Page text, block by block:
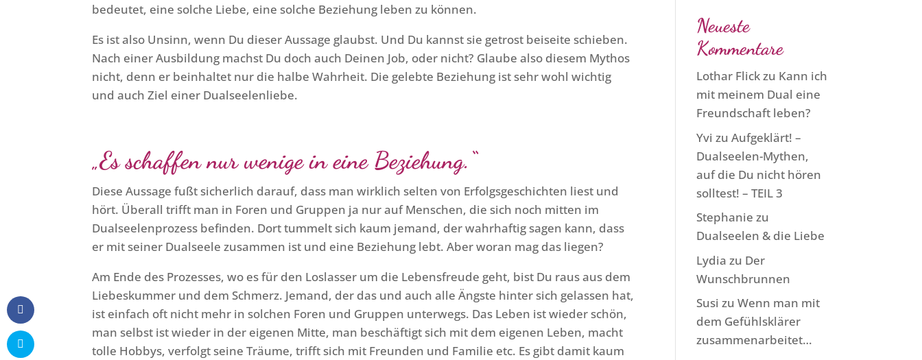
bedeutet, eine solche Liebe, eine solche Beziehung leben zu können.
Es ist also Unsinn, wenn Du dieser Aussage glaubst. Und Du kannst sie getrost beiseite schieben.
Nach einer Ausbildung machst Du doch auch Deinen Job, oder nicht? Glaube also diesem Mythos
nicht, denn er beinhaltet nur die halbe Wahrheit. Die gelebte Beziehung ist sehr wohl wichtig
und auch Ziel einer Dualseelenliebe.
„Es schaffen nur wenige in eine Beziehung.“
Diese Aussage fußt sicherlich darauf, dass man wirklich selten von Erfolgsgeschichten liest und
hört. Überall trifft man in Foren und Gruppen ja nur auf Menschen, die sich noch mitten im
Dualseelenprozess befinden. Dort tummelt sich kaum jemand, der wahrhaftig sagen kann, dass
er mit seiner Dualseele zusammen ist und eine Beziehung lebt. Aber woran mag das liegen?
Am Ende des Prozesses, wo es für den Loslasser um die Lebensfreude geht, bist Du raus aus dem
Liebeskummer und dem Schmerz. Jemand, der das und auch alle Ängste hinter sich gelassen hat,
ist einfach oft nicht mehr in solchen Foren und Gruppen unterwegs. Das Leben ist wieder schön,
man selbst ist wieder in der eigenen Mitte, man beschäftigt sich mit dem eigenen Leben, macht
tolle Hobbys, verfolgt seine Träume, trifft sich mit Freunden und Familie etc. Es gibt damit kaum
Neueste
Kommentare
Lothar Flickzu Kann ich
mit meinem Dual eine
Freundschaft leben?
Yvi zuAufgeklärt! –
Dualseelen-Mythen,
auf die Du nicht hören
solltest! – TEIL 3
Stephanie zu
Dualseelen & die Liebe
Lydia zu Der
Wunschbrunnen
Susi zuWenn man mit
dem Gefühlsklärer
zusammenarbeitet…